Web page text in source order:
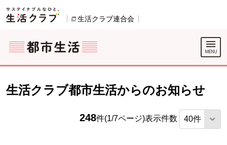
ページの先頭です。
生活クラブ連合会
ここからサイト内共通メニューです。
サイト内共通メニューをスキップする
サイト内共通メニューここまで。
生活クラブ都市生活からのお知らせ
248件(1/7ページ)表示件数